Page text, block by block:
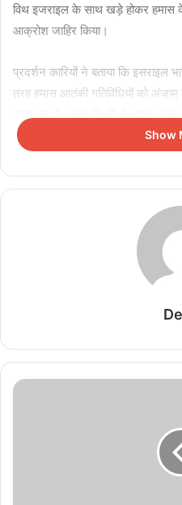
विथ इजराइल के साथ खड़े होकर हमास
आक्रोश जाहिर किया।
प्रदर्शन कारियों ने बताया कि
तरह हमास आतंकी गतिविधियों को अंजाम
आतंकी गतिविधियों को मुंहतोड़ जवाब देने
कि, कुछ लोग भारत में भी हमास के
विरोध करता है।
छत्तीसगढ़ में
पैमाने पर तबादले
August 8,
सीड बॉल से
August 8,
व्यापक फेरबदल
August 8,
Show